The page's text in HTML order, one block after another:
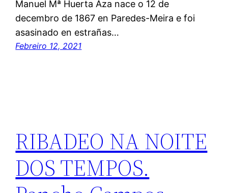
Manuel Mª Huerta Aza nace o 12 de
decembro de 1867 en Paredes-Meira e foi
asasinado en estrañas…
Febreiro 12, 2021
RIBADEO NA NOITE
DOS TEMPOS.